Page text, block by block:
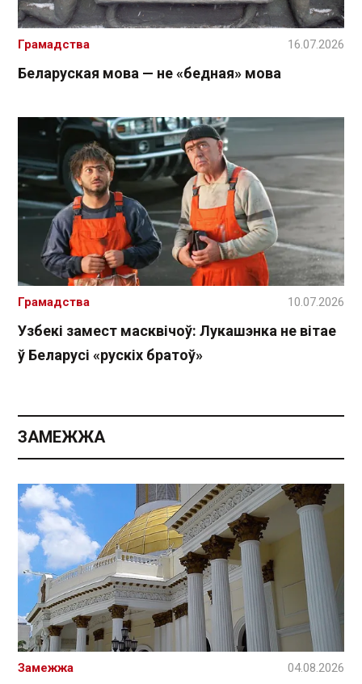
Беларуская мова — не «бедная» мова
Грамадства 16.07.2026
Узбекі замест масквічоў: Лукашэнка не вітае
ў Беларусі «рускіх братоў»
Грамадства 10.07.2026
ЗАМЕЖЖА
Замежжа 04.08.2026